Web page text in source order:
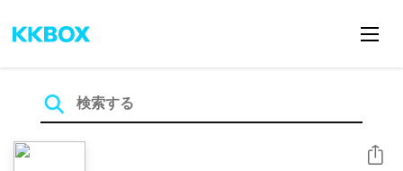
シェア